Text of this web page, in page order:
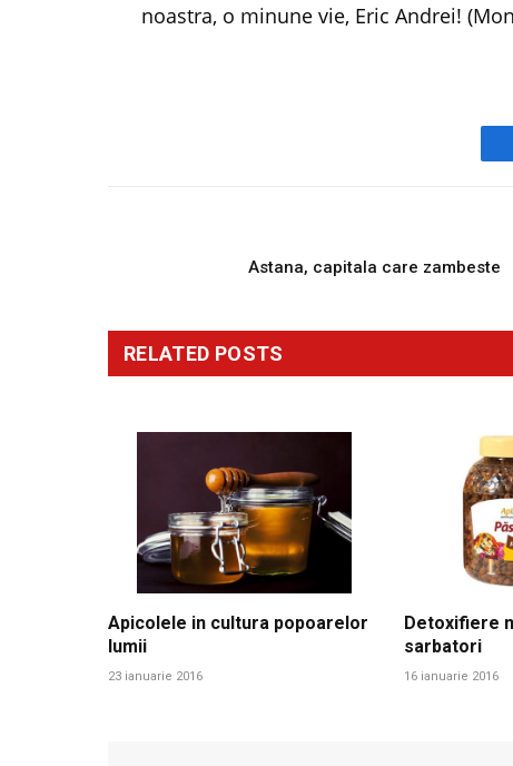
noastra, o minune vie, Eric Andrei!
Astana, capitala care zambeste
RELATED POSTS
Apicolele in cultura popoarelor
lumii
23 ianuarie 2016
Detoxifiere
sarbatori
16 ianuarie 2016